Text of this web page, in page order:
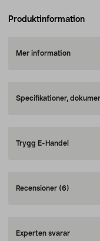
Produktinformation
Mer information
Specifikationer,
Trygg E-Handel
Recensioner (6)
Experten svarar